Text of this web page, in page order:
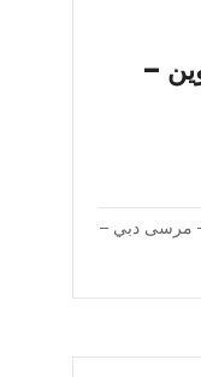
–
– مرسى دبي –